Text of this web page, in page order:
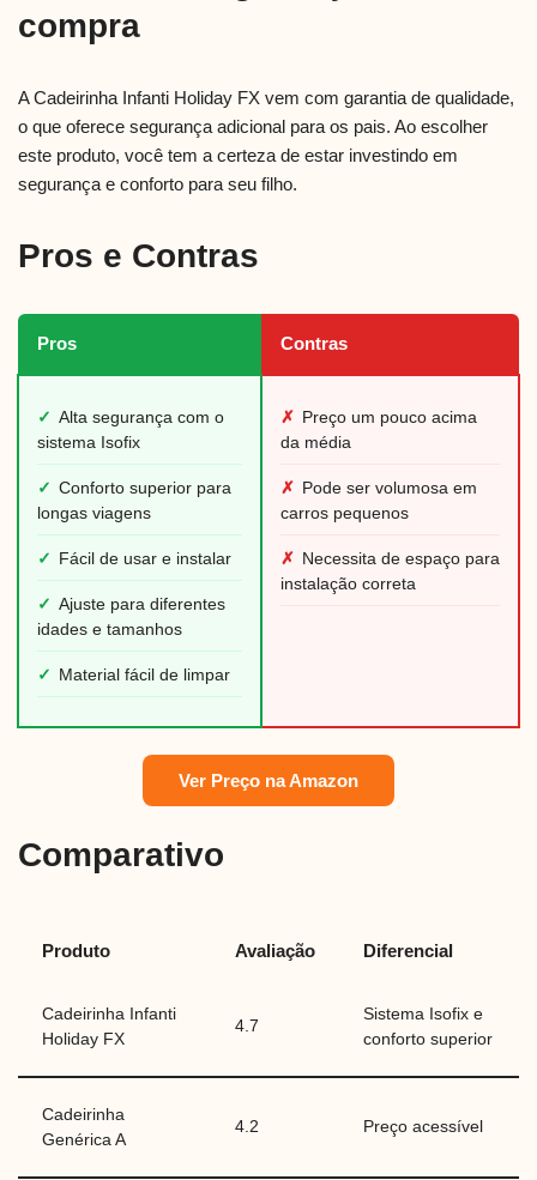
compra
A Cadeirinha Infanti Holiday FX vem com garantia de qualidade,
o que oferece segurança adicional para os pais. Ao escolher
este produto, você tem a certeza de estar investindo em
segurança e conforto para seu filho.
Pros e Contras
Pros Contras
✓ Alta segurança com o
sistema Isofix
✓ Conforto superior para
longas viagens
✓ Fácil de usar e instalar
✓ Ajuste para diferentes
idades e tamanhos
✓ Material fácil de limpar
✗ Preço um pouco acima
da média
✗ Pode ser volumosa em
carros pequenos
✗ Necessita de espaço para
instalação correta
Ver Preço na Amazon
Comparativo
Produto Avaliação Diferencial
Cadeirinha Infanti
Holiday FX
4.7
Sistema Isofix e
conforto superior
Cadeirinha
Genérica A
4.2 Preço acessível